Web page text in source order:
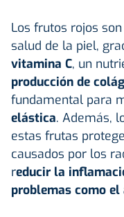
Los frutos rojos
salud de la piel,
vitamina C, un
producción de
fundamental para
elástica. Además,
estas frutas
causados por los
reducir la
problemas como el